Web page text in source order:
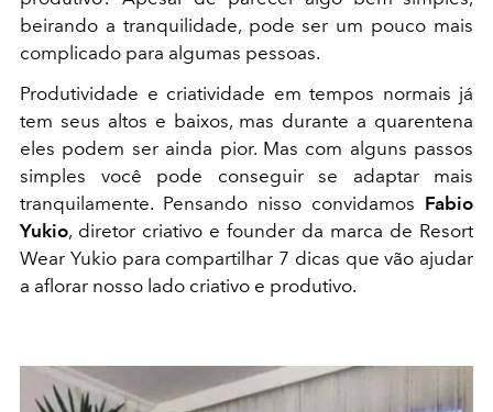
beirando a tranquilidade, pode ser um pouco mais
complicado para algumas pessoas.
Produtividade e criatividade em tempos normais já
tem seus altos e baixos, mas durante a quarentena
eles podem ser ainda pior. Mas com alguns passos
simples você pode conseguir se adaptar mais
tranquilamente. Pensando nisso convidamos Fabio
Yukio, diretor criativo e founder da marca de Resort
Wear Yukio para compartilhar 7 dicas que vão ajudar
a aflorar nosso lado criativo e produtivo.